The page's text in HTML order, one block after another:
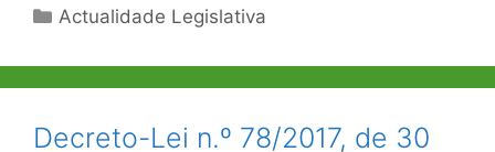
Categorias
Actualidade Legislativa
Decreto-Lei n.º 78/2017, de 30